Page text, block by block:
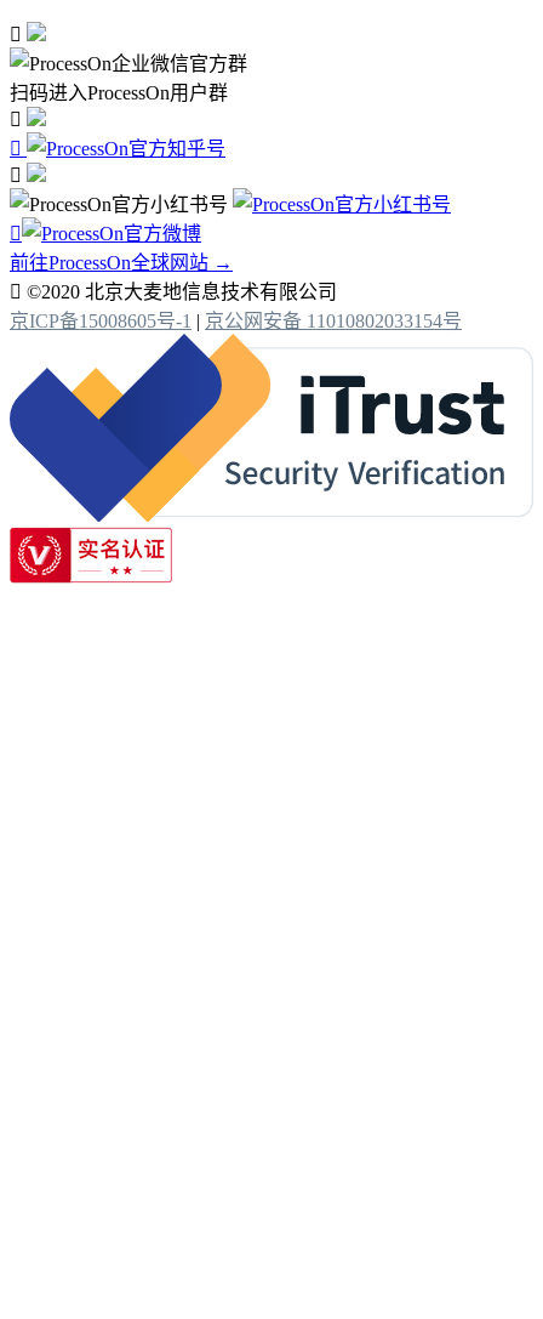

扫码进入ProcessOn用户群




前往ProcessOn全球网站 →
 ©2020 北京大麦地信息技术有限公司
京ICP备15008605号-1 | 京公网安备 11010802033154号